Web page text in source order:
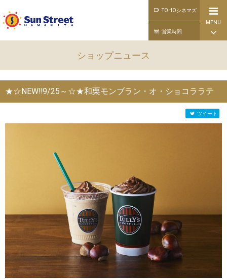
TOHOシネマズ
営業時間
MENU
公式ライン
ショップニュース
★☆NEW‼9/25～☆★和栗モンブラン・オ・ショコララテ
ツイート